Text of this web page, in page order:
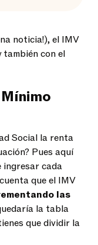
noticia!), el IMV
con el
Social la renta
Pues aquí
ingresar cada
que el IMV
las
la tabla
que dividir la